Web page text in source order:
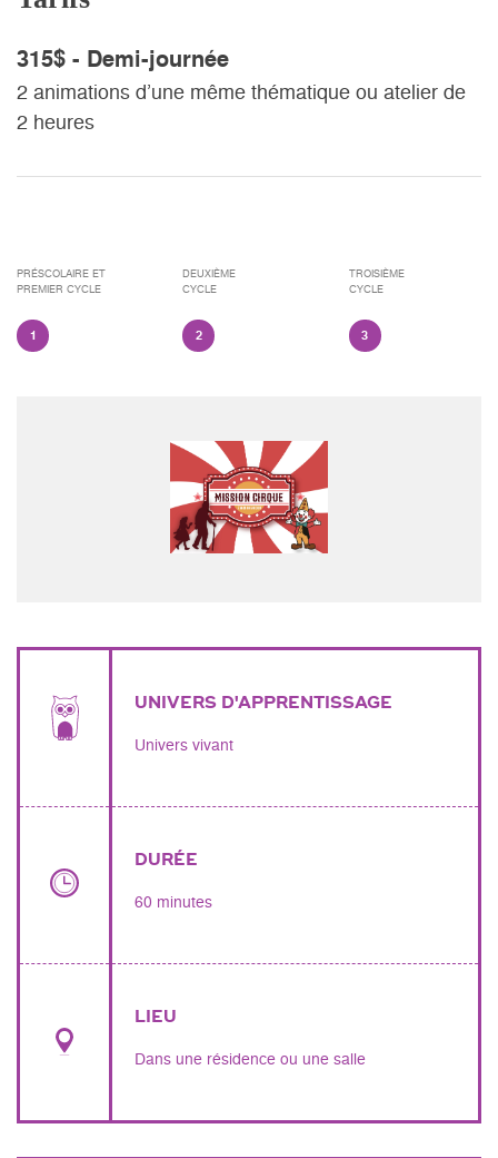
315$ - Demi-journée
2 animations d’une même thématique ou atelier de
2 heures
PRÉSCOLAIRE ET
PREMIER CYCLE
1
DEUXIÈME
CYCLE
2
TROISIÈME
CYCLE
3
UNIVERS D'APPRENTISSAGE
Univers vivant
DURÉE
60 minutes
LIEU
Dans une résidence ou une salle